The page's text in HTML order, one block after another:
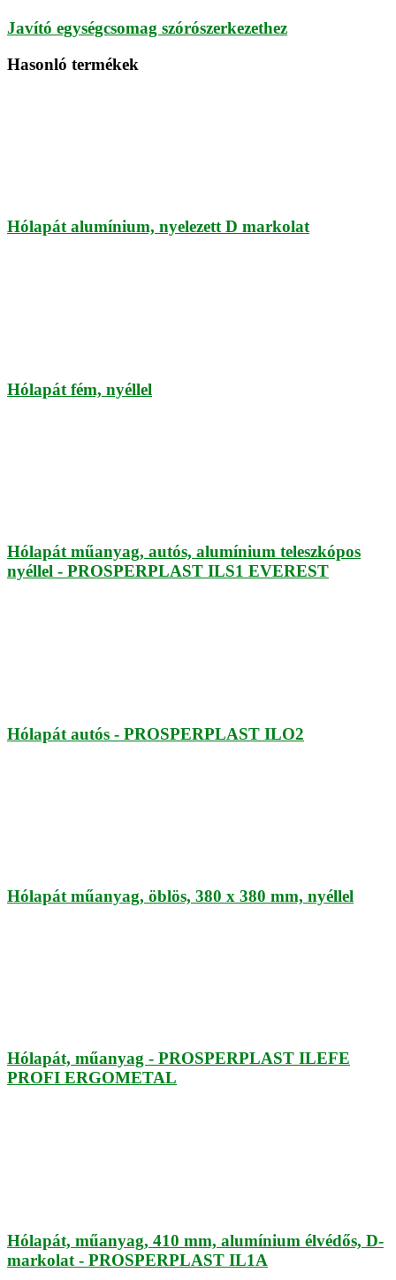
Javító egységcsomag szórószerkezethez
Hasonló termékek
Hólapát alumínium, nyelezett D markolat
Hólapát fém, nyéllel
Hólapát műanyag, autós, alumínium teleszkópos
nyéllel - PROSPERPLAST ILS1 EVEREST
Hólapát autós - PROSPERPLAST ILO2
Hólapát műanyag, öblös, 380 x 380 mm, nyéllel
Hólapát, műanyag - PROSPERPLAST ILEFE
PROFI ERGOMETAL
Hólapát, műanyag, 410 mm, alumínium élvédős, D-
markolat - PROSPERPLAST IL1A